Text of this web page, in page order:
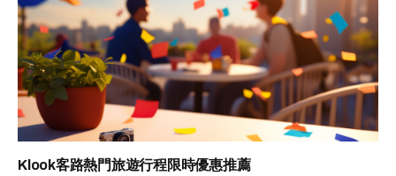
Klook客路熱門旅遊行程限時優惠推薦